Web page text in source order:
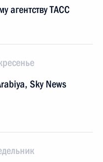
агентству ТАСС
Sky News